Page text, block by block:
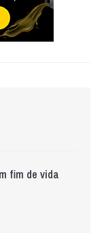
fim de vida